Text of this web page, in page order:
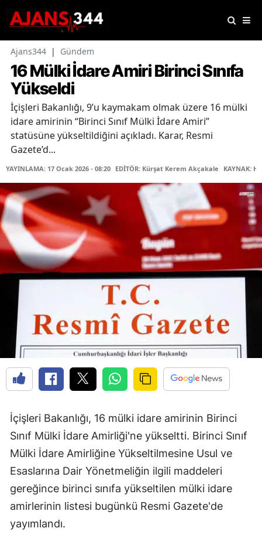
Ajans344 | Gündem
16 Mülki İdare Amiri Birinci Sınıfa
Yükseldi
İçişleri Bakanlığı, 9’u kaymakam olmak üzere 16 mülki
idare amirinin “Birinci Sınıf Mülki İdare Amiri”
statüsüne yükseltildiğini açıkladı. Karar, Resmi
Gazete’d...
YAYINLAMA: 17 Ocak 2026 - 08:20 EDİTÖR: Kürşat Kerem Akçakale KAYNAK:
İçişleri Bakanlığı, 16 mülki idare amirinin Birinci
Sınıf Mülki İdare Amirliği'ne yükseltti. Birinci Sınıf
Mülki İdare Amirliğine Yükseltilmesine Usul ve
Esaslarına Dair Yönetmeliğin ilgili maddeleri
gereğince birinci sınıfa yükseltilen mülki idare
amirlerinin listesi bugünkü Resmi Gazete'de
yayımlandı.